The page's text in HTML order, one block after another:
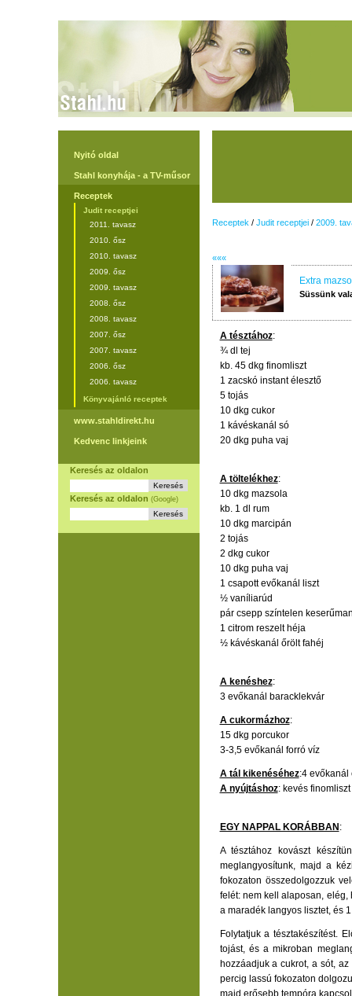
Nyitó oldal
Stahl konyhája - a TV-műsor
Receptek
Judit receptjei
2011. tavasz
2010. ősz
2010. tavasz
2009. ősz
2009. tavasz
2008. ősz
2008. tavasz
2007. ősz
2007. tavasz
2006. ősz
2006. tavasz
Könyvajánló receptek
www.stahldirekt.hu
Kedvenc linkjeink
Keresés az oldalon
Keresés az oldalon (Google)
Receptek / Judit receptjei/ 2009.
«««
Extra
Süssünk
A tésztához:
¾ dl tej
kb. 45 dkg finomliszt
1 zacskó instant élesztő
5 tojás
10 dkg cukor
1 kávéskanál só
20 dkg puha vaj
A töltelékhez:
10 dkg mazsola
kb. 1 dl rum
10 dkg marcipán
2 tojás
2 dkg cukor
10 dkg puha vaj
1 csapott evőkanál liszt
½ vaníliarúd
pár csepp színtelen
1 citrom reszelt héja
½ kávéskanál őrölt fahéj
A kenéshez:
3 evőkanál baracklekvár
A cukormázhoz:
15 dkg porcukor
3-3,5 evőkanál forró víz
A tál kikenéséhez:4 evőkanál
A nyújtáshoz: kevés finomliszt
EGY NAPPAL KORÁBBAN :
A tésztához kovászt
meglangyosítunk, majd a
fokozaton összedolgozzuk
felét: nem kell alaposan, elég,
a maradék langyos lisztet, és
Folytatjuk a tésztakészítést.
tojást, és a mikroban
hozzáadjuk a cukrot, a sót,
percig lassú fokozaton
majd erősebb tempóra